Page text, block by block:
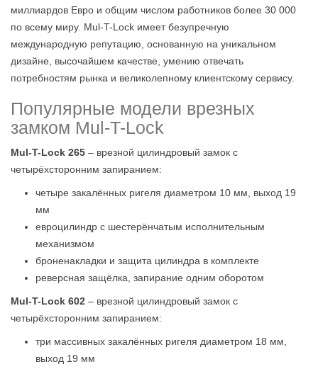
миллиардов Евро и общим числом работников более 30 000
по всему миру. Mul-T-Lock имеет безупречную
международную репутацию, основанную на уникальном
дизайне, высочайшем качестве, умению отвечать
потребностям рынка и великолепному клиентскому сервису.
Популярные модели врезных
замком Mul-T-Lock
Mul-T-Lock 265 – врезной цилиндровый замок с
четырёхсторонним запиранием:
четыре закалённых ригеля диаметром 10 мм, выход 19
мм
евроцилиндр с шестерёнчатым исполнительным
механизмом
броненакладки и защита цилиндра в комплекте
реверсная защёлка, запирание одним оборотом
Mul-T-Lock 602 – врезной цилиндровый замок с
четырёхсторонним запиранием:
три массивных закалённых ригеля диаметром 18 мм,
выход 19 мм